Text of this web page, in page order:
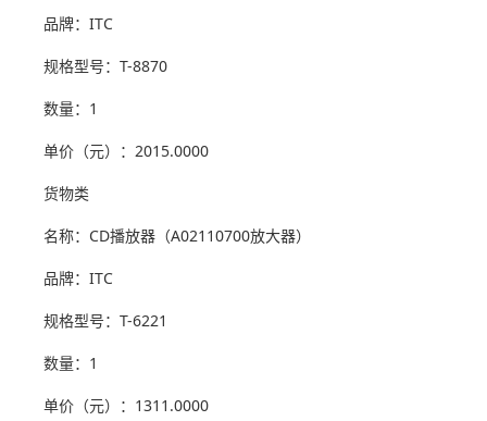
品牌：ITC
规格型号：T-8870
数量：1
单价（元）：2015.0000
货物类
名称：CD播放器（A02110700放大器）
品牌：ITC
规格型号：T-6221
数量：1
单价（元）：1311.0000